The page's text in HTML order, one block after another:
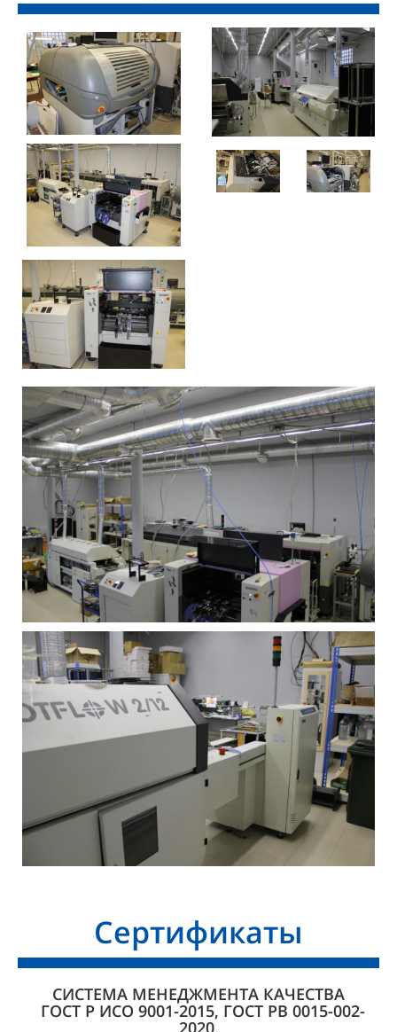
Сертификаты
СИСТЕМА МЕНЕДЖМЕНТА КАЧЕСТВА
ГОСТ Р ИСО 9001-2015, ГОСТ РВ 0015-002-
2020,